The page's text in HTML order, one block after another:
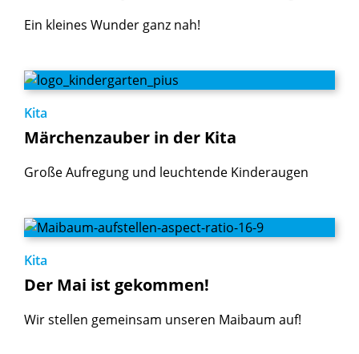
Ein kleines Wunder ganz nah!
Kita
Märchenzauber in der Kita
Große Aufregung und leuchtende Kinderaugen
Kita
Der Mai ist gekommen!
Wir stellen gemeinsam unseren Maibaum auf!